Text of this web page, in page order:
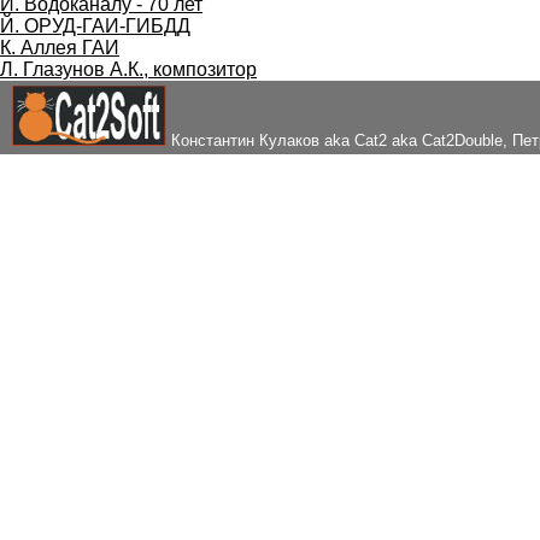
И. Водоканалу - 70 лет
Й. ОРУД-ГАИ-ГИБДД
К. Аллея ГАИ
Л. Глазунов А.К., композитор
Константин Кулаков aka Cat2 aka Cat2Double,